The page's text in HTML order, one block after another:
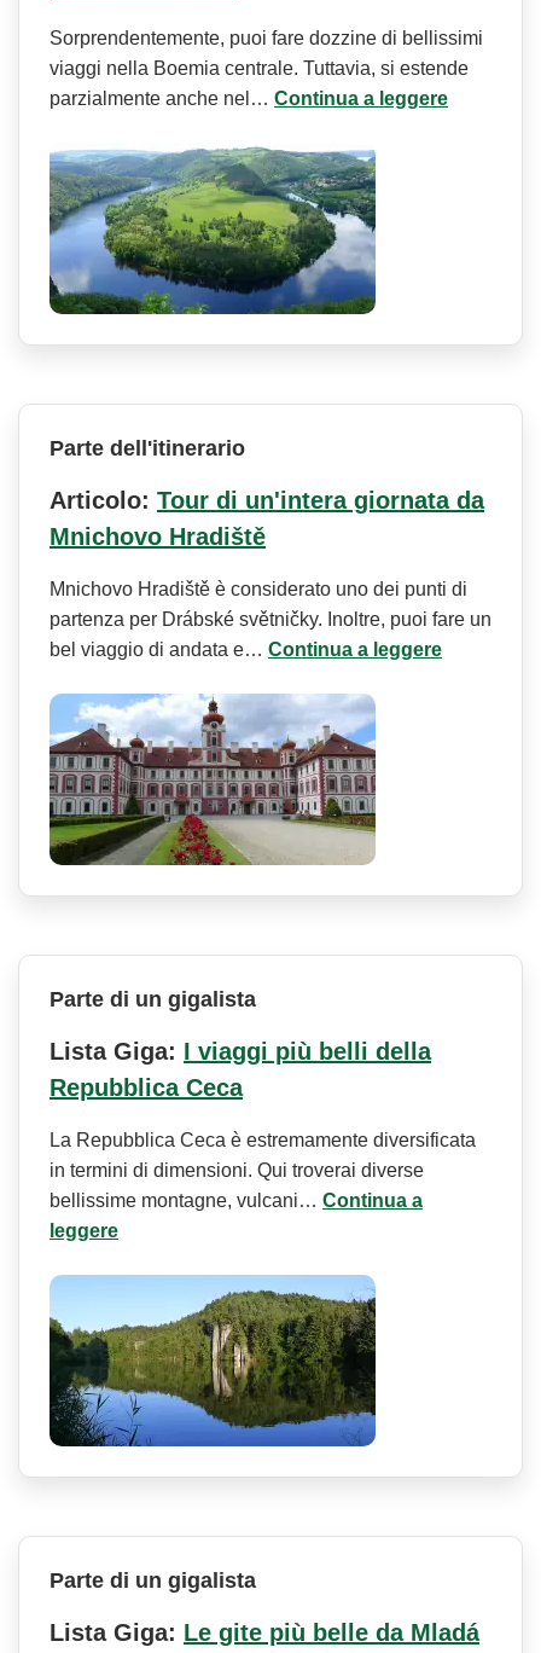
Sorprendentemente, puoi fare dozzine di bellissimi
viaggi nella Boemia centrale. Tuttavia, si estende
parzialmente anche nel… Continua a leggere
Parte dell'itinerario
Articolo: Tour di un'intera giornata da
Mnichovo Hradiště
Mnichovo Hradiště è considerato uno dei punti di
partenza per Drábské světničky. Inoltre, puoi fare un
bel viaggio di andata e… Continua a leggere
Parte di un gigalista
Lista Giga: I viaggi più belli della
Repubblica Ceca
La Repubblica Ceca è estremamente diversificata
in termini di dimensioni. Qui troverai diverse
bellissime montagne, vulcani… Continua a
leggere
Parte di un gigalista
Lista Giga: Le gite più belle da Mladá